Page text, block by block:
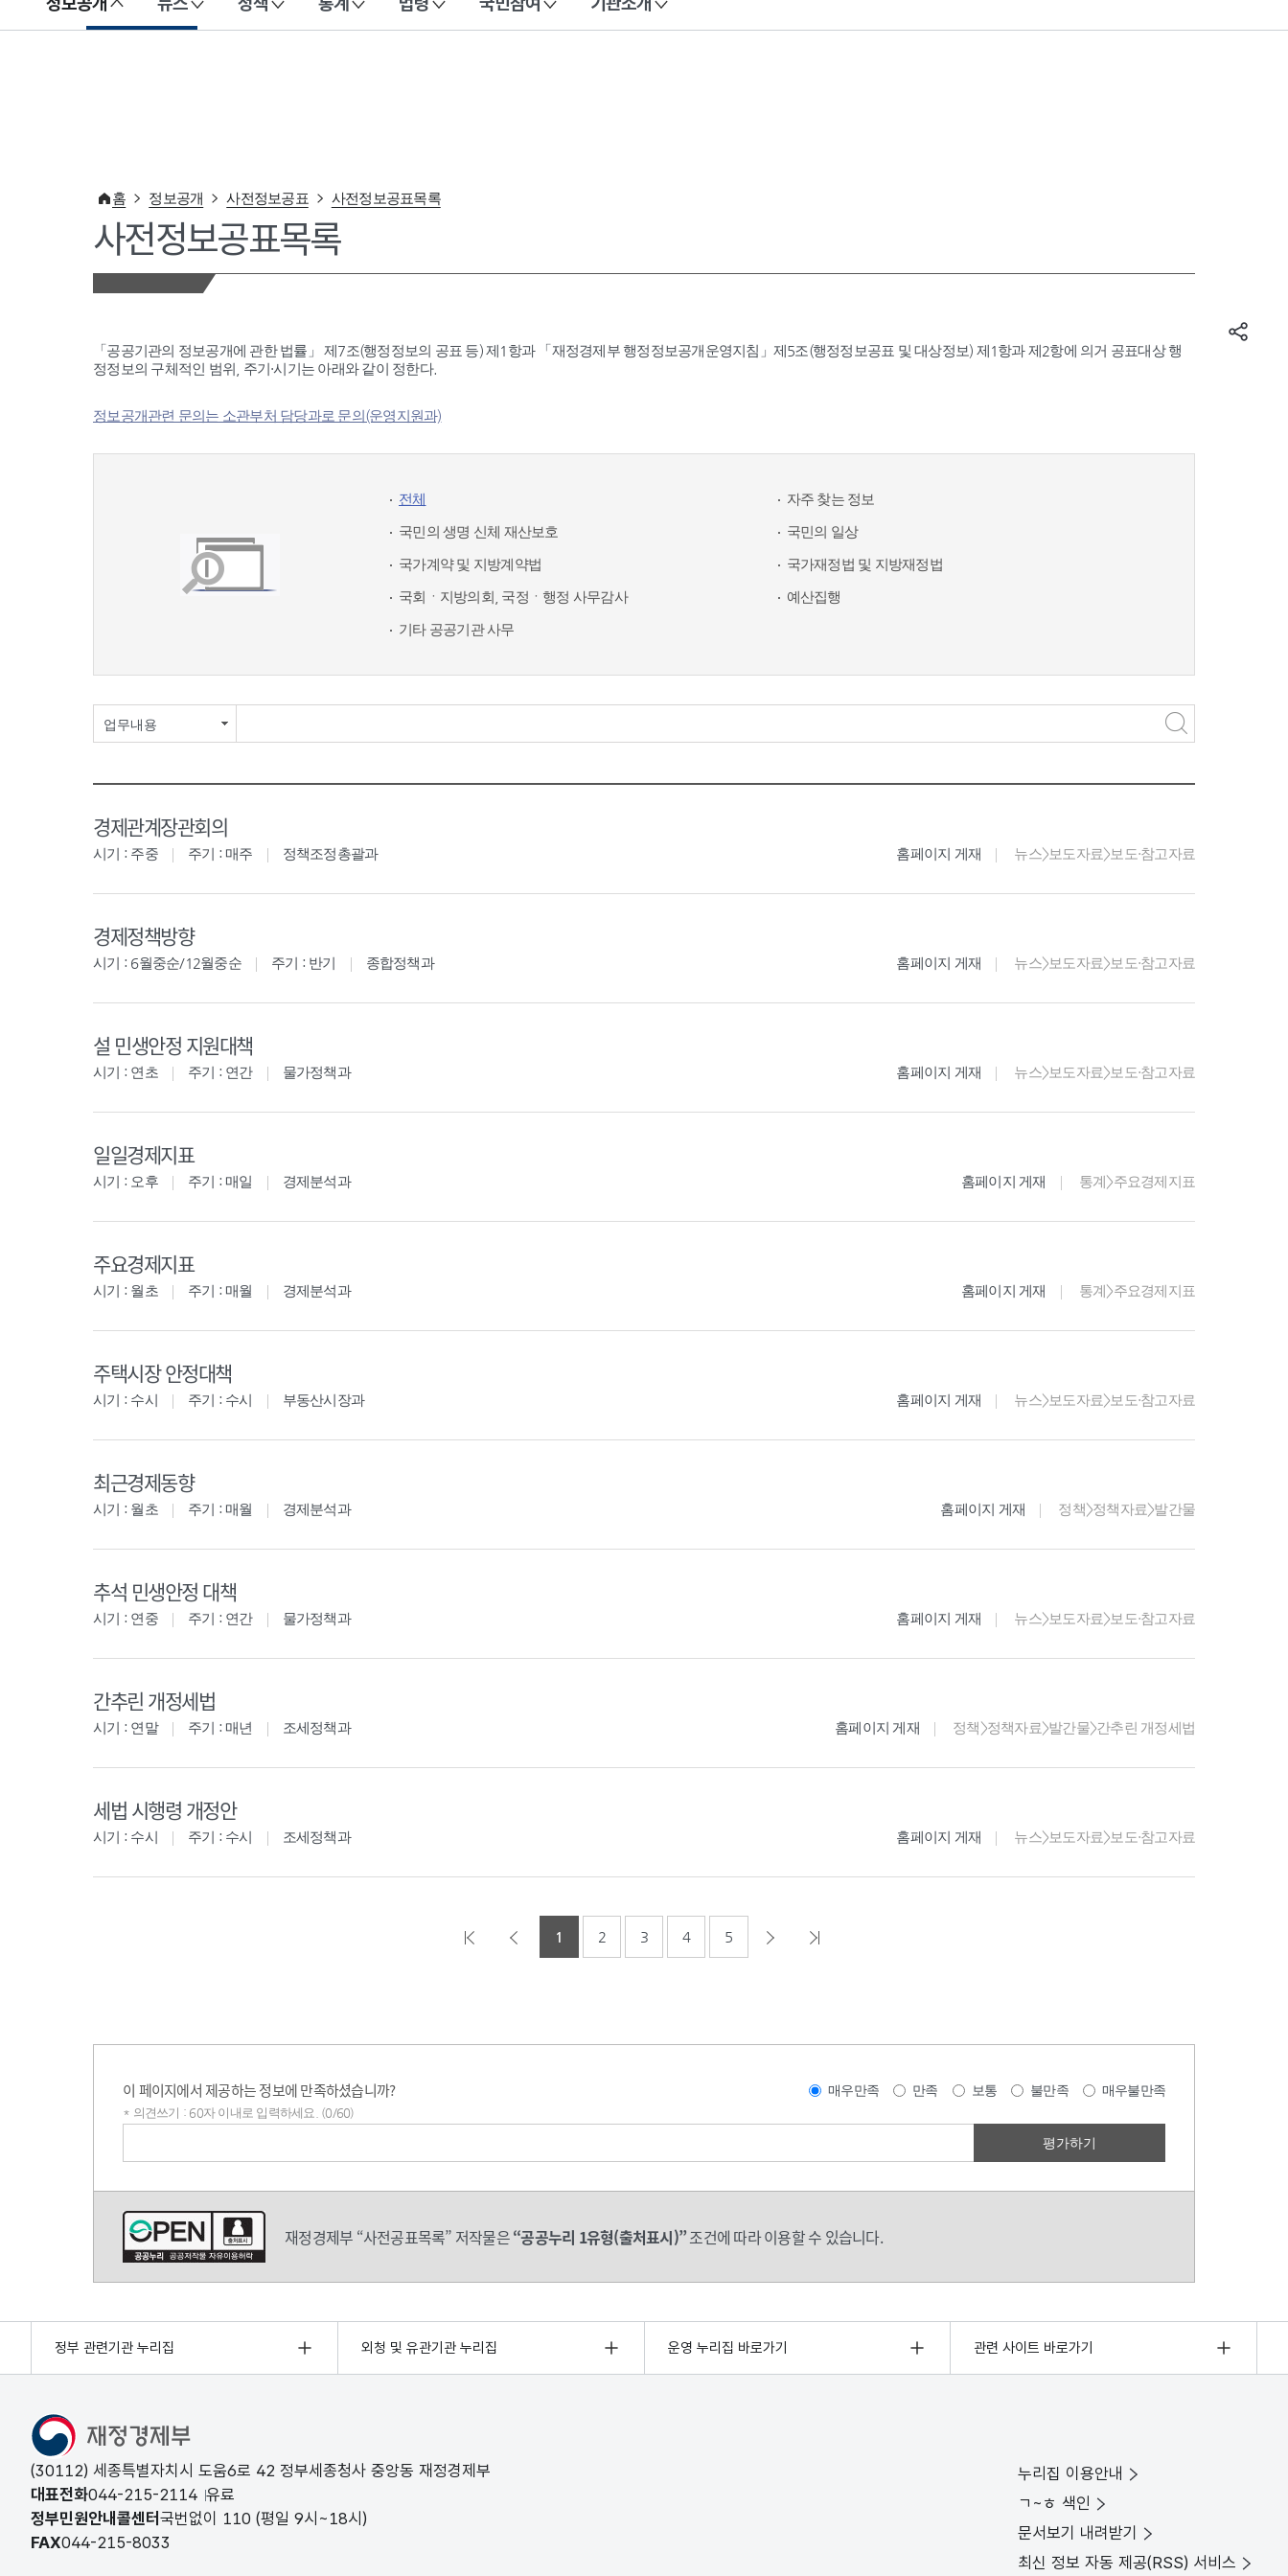
이 누리집은 대한민국 공식 전자정부 누리집입니다.
홈 정보공개 사전정보공표 사전정보공표목록
사전정보공표목록
「공공기관의 정보공개에 관한 법률」 제7조(행정정보의 공표 등) 제1항과 「재정경제부 행정정보공개운영지침」제5조(행정정보공표 및 대상정보) 제1항과 제2항에 의거 공표대상 행
정정보의 구체적인 범위, 주기·시기는 아래와 같이 정한다.
정보공개관련 문의는 소관부처 담당과로 문의(운영지원과)
전체
자주 찾는 정보
국민의 생명 신체 재산보호
국민의 일상
국가계약 및 지방계약법
국가재정법 및 지방재정법
국회ㆍ지방의회, 국정ㆍ행정 사무감사
예산집행
기타 공공기관 사무
업무내용
경제관계장관회의
시기 : 주중 주기 : 매주 정책조정총괄과 홈페이지 게재 뉴스>보도자료>보도·참고자료
경제정책방향
시기 : 6월중순/12월중순 주기 : 반기 종합정책과 홈페이지 게재 뉴스>보도자료>보도·참고자료
설 민생안정 지원대책
시기 : 연초 주기 : 연간 물가정책과 홈페이지 게재 뉴스>보도자료>보도·참고자료
일일경제지표
시기 : 오후 주기 : 매일 경제분석과 홈페이지 게재 통계>주요경제지표
주요경제지표
시기 : 월초 주기 : 매월 경제분석과 홈페이지 게재 통계>주요경제지표
주택시장 안정대책
시기 : 수시 주기 : 수시 부동산시장과 홈페이지 게재 뉴스>보도자료>보도·참고자료
최근경제동향
시기 : 월초 주기 : 매월 경제분석과 홈페이지 게재 정책>정책자료>발간물
추석 민생안정 대책
시기 : 연중 주기 : 연간 물가정책과 홈페이지 게재 뉴스>보도자료>보도·참고자료
간추린 개정세법
시기 : 연말 주기 : 매년 조세정책과 홈페이지 게재 정책>정책자료>발간물>간추린 개정세법
세법 시행령 개정안
시기 : 수시 주기 : 수시 조세정책과 홈페이지 게재 뉴스>보도자료>보도·참고자료
1 2 3 4 5
이 페이지에서 제공하는 정보에 만족하셨습니까? 매우만족 만족 보통 불만족 매우불만족
* 의견쓰기 : 60자 이내로 입력하세요. (0/60)
재정경제부 “사전공표목록” 저작물은“공공누리 1유형(출처표시)”조건에 따라 이용할 수 있습니다.
정부 관련기관 누리집 외청 및 유관기관 누리집 운영 누리집 바로가기 관련 사이트 바로가기
(30112) 세종특별자치시 도움6로 42 정부세종청사 중앙동 재정경제부
대표전화044-215-2114 유료
정부민원안내콜센터 국번없이 110 (평일 9시~18시)
FAX044-215-8033
누리집 이용안내
ㄱ~ㅎ 색인
문서보기 내려받기
최신 정보 자동 제공(RSS) 서비스